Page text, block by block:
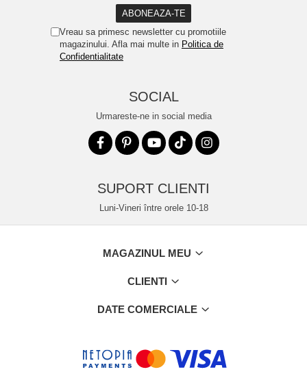
Vreau sa primesc newsletter cu promotiile
magazinului. Afla mai multe in Politica de
Confidentialitate
SOCIAL
Urmareste-ne in social media
SUPORT CLIENTI
Luni-Vineri între orele 10-18
MAGAZINUL MEU
CLIENTI
DATE COMERCIALE